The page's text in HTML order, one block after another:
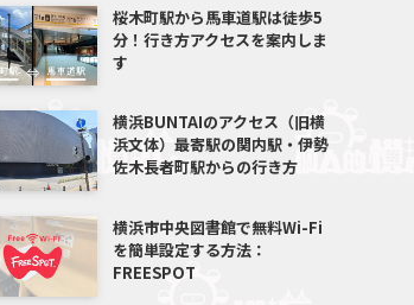
桜木町駅から馬車道駅は徒歩5
分！行き方アクセスを案内しま
す
横浜BUNTAIのアクセス（旧横
浜文体）最寄駅の関内駅・伊勢
佐木長者町駅からの行き方
横浜市中央図書館で無料Wi-Fi
を簡単設定する方法：
FREESPOT